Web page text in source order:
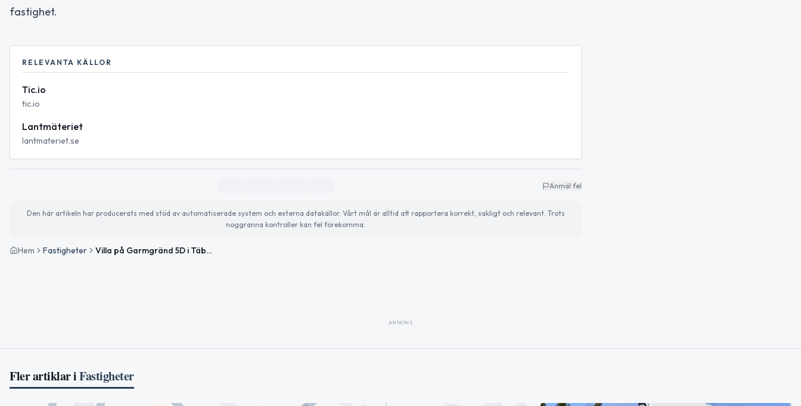
fastighet.
RELEVANTA KÄLLOR
Tic.io
tic.io
Lantmäteriet
lantmateriet.se
Anmäl fel
Den här artikeln har producerats med stöd av automatiserade system och externa datakällor. Vårt mål är alltid att rapportera korrekt, sakligt och relevant. Trots
noggranna kontroller kan fel förekomma.
Hem Fastigheter Villa på Garmgränd 5D i Täby såld för 5 600 000 kronor
ANNONS
Fler artiklar iFastigheter